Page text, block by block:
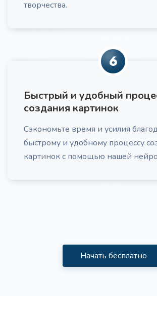
включающую выстроенные модули,
Маркетинговый План
Про
анализ каналов трафика, стратегию
генерации и эффективные call-to-
адаптированный под ваш бизнес, ЦА и
маркетинговые цели.
Получите структурированный отчет,
инсайты и рекомендации по работе с
творчества.
6
Быстрый и удобный
создания картинок
Сэкономьте время и усилия
быстрому и удобному процессу
картинок с помощью нашей
Начать бесплатно